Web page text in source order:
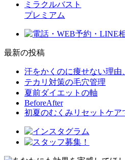
ミラクルバスト
プレミアム
最新の投稿
汗をかくのに痩せない理由
テカリ対策の毛穴管理
夏前ダイエットの軸
BeforeAfter
初夏のむくみリセットケア